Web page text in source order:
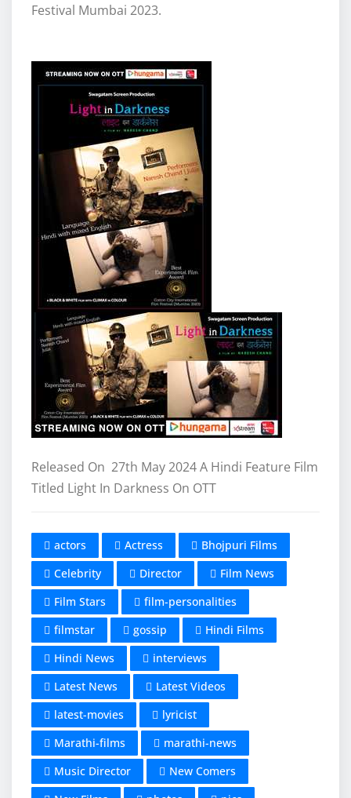
Festival Mumbai 2023.
Released On 27th May 2024 A Hindi Feature Film
Titled Light In Darkness On OTT
actors Actress
Bhojpuri Films
Celebrity
Director
Film News
Film Stars
film-personalities
filmstar
gossip
Hindi Films
Hindi News
interviews
Latest News
Latest Videos
latest-movies
lyricist
Marathi-films
marathi-news
Music Director
New Comers